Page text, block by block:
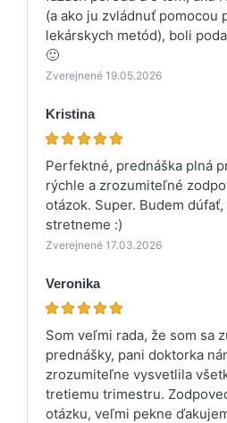
(a ako ju zvládnuť pomocou
lekárskych metód), boli
🙂
Zverejnené 19.05.2026
Kristina
Perfektné, prednáška plná
rýchle a zrozumiteľné
otázok. Super. Budem
stretneme :)
Zverejnené 17.03.2026
Veronika
Som veľmi rada, že som sa
prednášky, pani doktorka
zrozumiteľne vysvetlila
tretiemu trimestru.
otázku, veľmi pekne